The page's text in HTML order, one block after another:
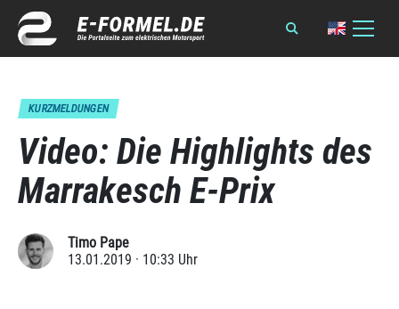
KURZMELDUNGEN
Video: Die Highlights des
Marrakesch E-Prix
Timo Pape
13.01.2019 · 10:33 Uhr